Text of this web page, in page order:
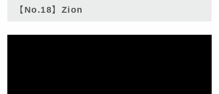
【No.18】Zion